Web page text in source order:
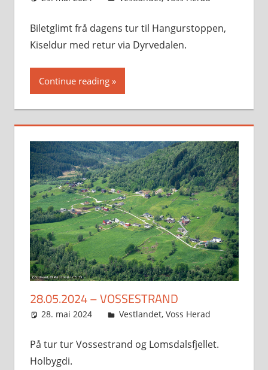
Biletglimt frå dagens tur til Hangurstoppen,
Kiseldur med retur via Dyrvedalen.
Continue reading
28.05.2024 – VOSSESTRAND
28. mai 2024 Svein
Vestlandet, Voss Herad
På tur tur Vossestrand og Lomsdalsfjellet.
Holbygdi.